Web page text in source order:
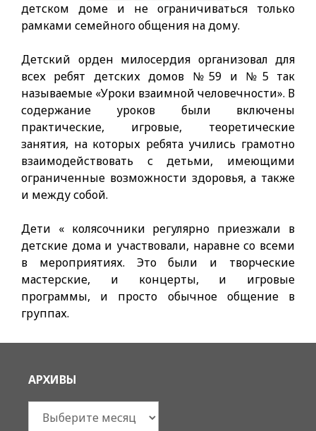
детском доме и не ограничиваться только
рамками семейного общения на дому.
Детский орден милосердия организовал для
всех ребят детских домов №59 и №5 так
называемые «Уроки взаимной человечности». В
содержание уроков были включены
практические, игровые, тео­ретические
занятия, на которых ребята учились грамотно
взаи­модействовать с детьми, имеющими
ограниченные возможности здоровья, а также
и между собой.
Дети « колясочники регулярно приезжали в
детские дома и участвовали, наравне со всеми
в мероприятиях. Это были и твор­ческие
мастерские, и концерты, и игровые
программы, и просто обычное общение в
группах.
АРХИВЫ
Архивы